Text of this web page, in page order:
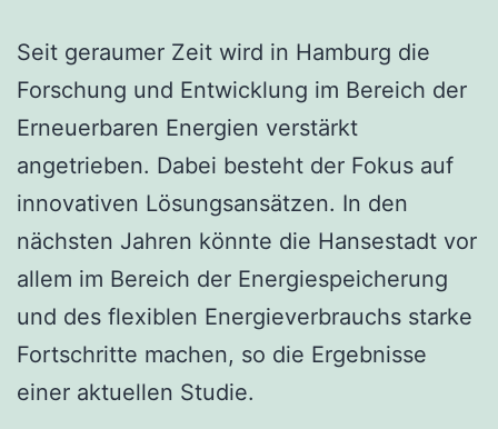
Seit geraumer Zeit wird in Hamburg die
Forschung und Entwicklung im Bereich der
Erneuerbaren Energien verstärkt
angetrieben. Dabei besteht der Fokus auf
innovativen Lösungsansätzen. In den
nächsten Jahren könnte die Hansestadt vor
allem im Bereich der Energiespeicherung
und des flexiblen Energieverbrauchs starke
Fortschritte machen, so die Ergebnisse
einer aktuellen Studie.